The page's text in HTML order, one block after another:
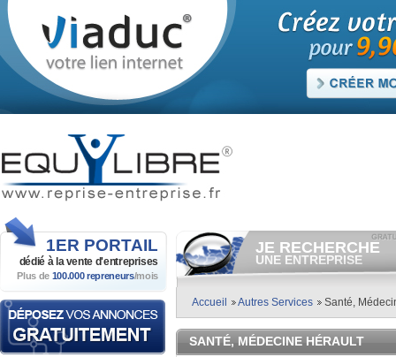
1ER PORTAIL
dédié à la vente d'entreprises
Plus de 100.000 repreneurs/mois
JE RECHERCHE
UNE ENTREPRISE
Consulter gratuitementles
vendre.
Et/ou déposer gratuitement
votre recherche d'entreprise.
RECHERCHER UNE
Accueil Autres Services Santé,
SANTÉ, MÉDECINE HÉRAULT